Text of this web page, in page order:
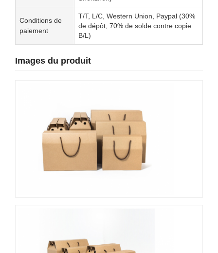
Conditions de
paiement
T/T, L/C, Western Union, Paypal (30%
de dépôt, 70% de solde contre copie
B/L)
Images du produit